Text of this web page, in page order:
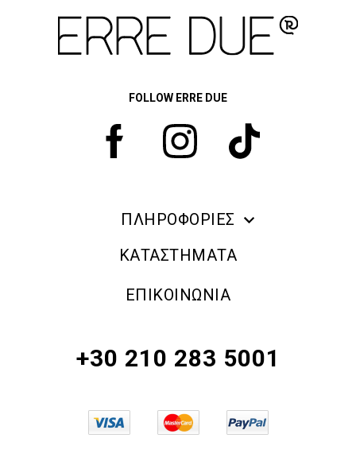
FOLLOW ERRE DUE
ΠΛΗΡΟΦΟΡΙΕΣ
ERRE DUE MAKE UP
ΠΟΛΙΤΙΚΗ ΕΠΙΣΤΡΟΦΗΣ ΠΡΟΪΟΝΤΩΝ
ΚΑΤΑΣΤΗΜΑΤΑ
ΕΠΙΚΟΙΝΩΝΙΑ
+30 210 283 5001